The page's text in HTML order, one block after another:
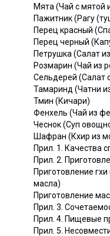
Мята (Чай с мятой
Пажитник (Рагу
Перец красный
Перец черный
Петрушка (Салат
Розмарин (Чай из
Сельдерей (Салат
Тамаринд (Чатни
Тмин (Кичари)
Фенхель (Чай из
Чеснок (Суп
Шафран (Кхир из
Прил. 1. Качества
Прил. 2.
Приготовление
масла)
Приготовление
Прил. 3.
Прил. 4. Пищевые
Прил. 5.